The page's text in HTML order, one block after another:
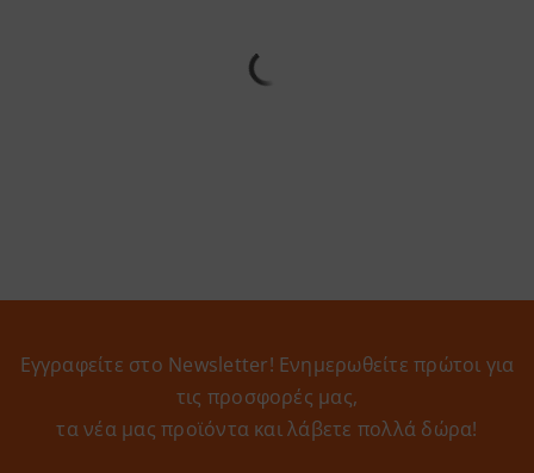
Εγγραφείτε στο Newsletter! Eνημερωθείτε πρώτοι για
τις προσφορές μας,
τα νέα μας προϊόντα και λάβετε πολλά δώρα!